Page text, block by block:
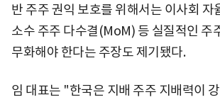
반 주주 권익 보호를 위해서는 이사회 자
소수 주주 다수결(MoM) 등 실질적인 주
무화해야 한다는 주장도 제기됐다.
임 대표는 "한국은 지배 주주 지배력이